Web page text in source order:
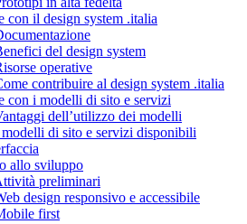
con il design system .italia
del design system
operative
contribuire al design system .italia
con i modelli di sito e servizi
dell’utilizzo dei modelli
di sito e servizi disponibili
allo sviluppo
preliminari
design responsivo e accessibile
first